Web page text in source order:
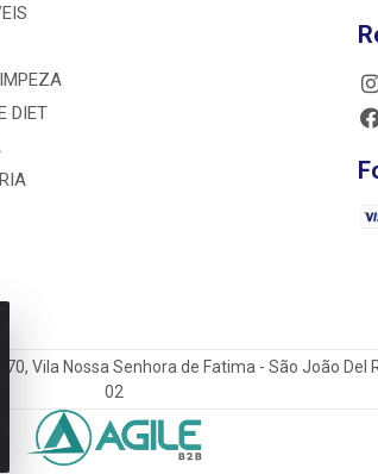
DIET
Vila Nossa Senhora de Fatima - São João
02